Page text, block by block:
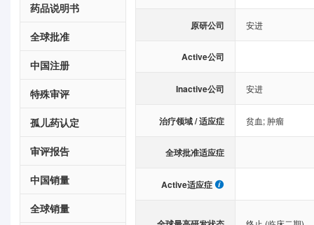
药品说明书
全球批准
中国注册
特殊审评
孤儿药认定
审评报告
中国销量
全球销量
原研公司 安进
Active公司
Inactive公司 安进
治疗领域 / 适应症 贫血; 肿瘤
全球批准适应症
Active适应症